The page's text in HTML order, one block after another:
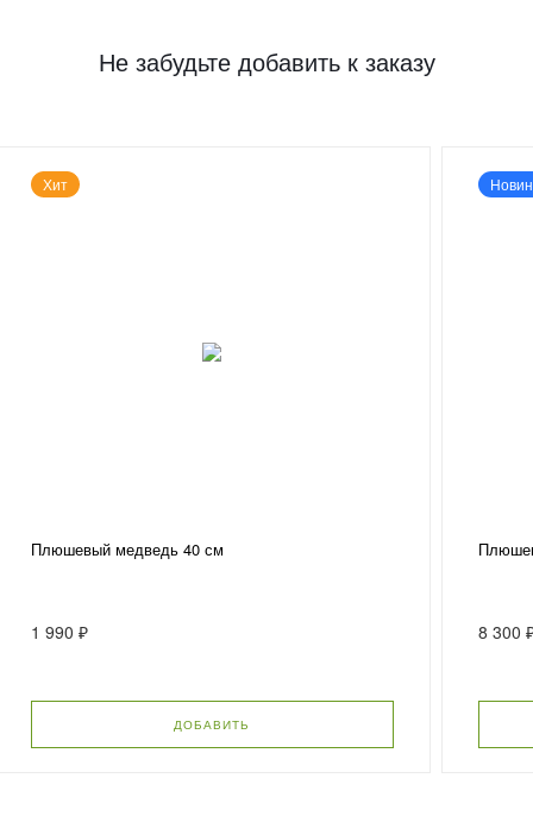
Не забудьте добавить к заказу
Хит
Плюшевый медведь 40 см
1 990 ₽
ДОБАВИТЬ
8 300